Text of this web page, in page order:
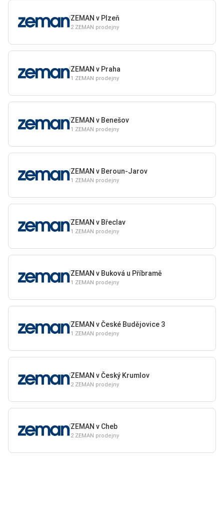
ZEMAN v Plzeň
2 ZEMAN prodejny
ZEMAN v Praha
1 ZEMAN prodejny
ZEMAN v Benešov
1 ZEMAN prodejny
ZEMAN v Beroun-Jarov
1 ZEMAN prodejny
ZEMAN v Břeclav
1 ZEMAN prodejny
ZEMAN v Buková u Příbramě
1 ZEMAN prodejny
ZEMAN v České Budějovice 3
1 ZEMAN prodejny
ZEMAN v Český Krumlov
2 ZEMAN prodejny
ZEMAN v Cheb
2 ZEMAN prodejny